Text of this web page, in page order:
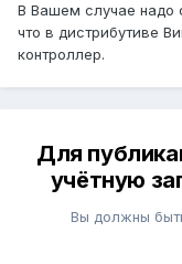
В Вашем случае надо
что в дистрибутиве
контроллер.
Для
учётную
Вы должны